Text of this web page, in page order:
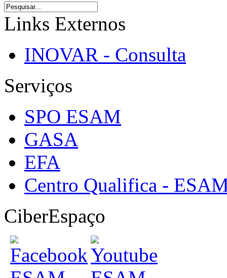
Links Externos
INOVAR - Consulta
Serviços
SPO ESAM
GASA
EFA
Centro Qualifica -
CiberEspaço